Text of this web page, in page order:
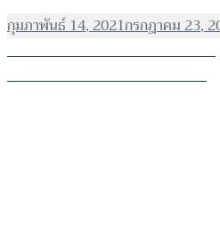
เขียน
เมื่อ
กุมภาพันธ์ 14, 2021กรกฎาคม 23,
แนะแนว
เรื่อง
ก่อนหน้าเรื่อง
ก่อน
เล่านอกเรื่อง ตอน เป้าสังหาร
ต่อไปเรื่อง
เล่านอกเรื่อง ตอน วอร์ด2ตึก2